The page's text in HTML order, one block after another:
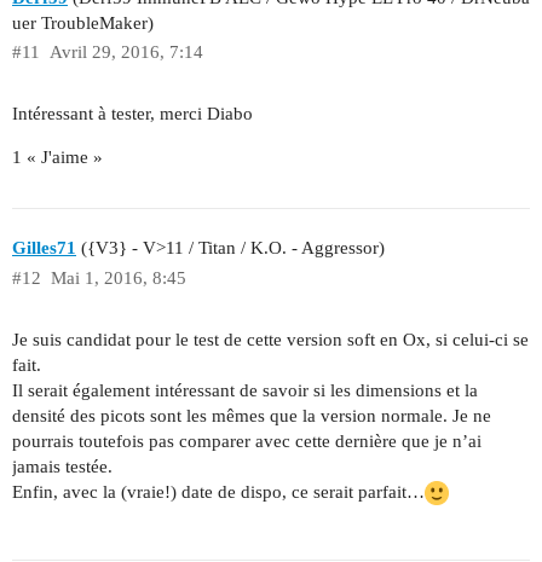
uer TroubleMaker)
Avril 29, 2016, 7:14
#11
Intéressant à tester, merci Diabo
1 « J'aime »
Gilles71 ({V3} - V>11 / Titan / K.O. - Aggressor)
Mai 1, 2016, 8:45
#12
Je suis candidat pour le test de cette version soft en Ox, si celui-ci se
fait.
Il serait également intéressant de savoir si les dimensions et la
densité des picots sont les mêmes que la version normale. Je ne
pourrais toutefois pas comparer avec cette dernière que je n’ai
jamais testée.
Enfin, avec la (vraie!) date de dispo, ce serait parfait…